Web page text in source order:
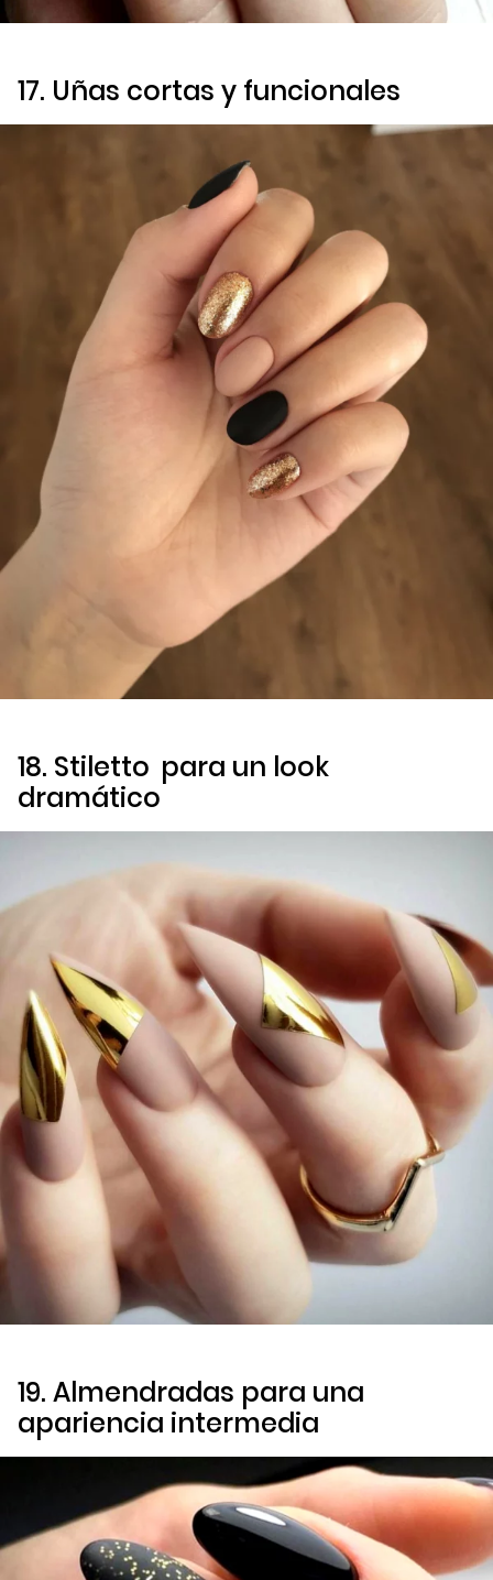
17. Uñas cortas y funcionales
18. Stiletto para un look
dramático
19. Almendradas para una
apariencia intermedia